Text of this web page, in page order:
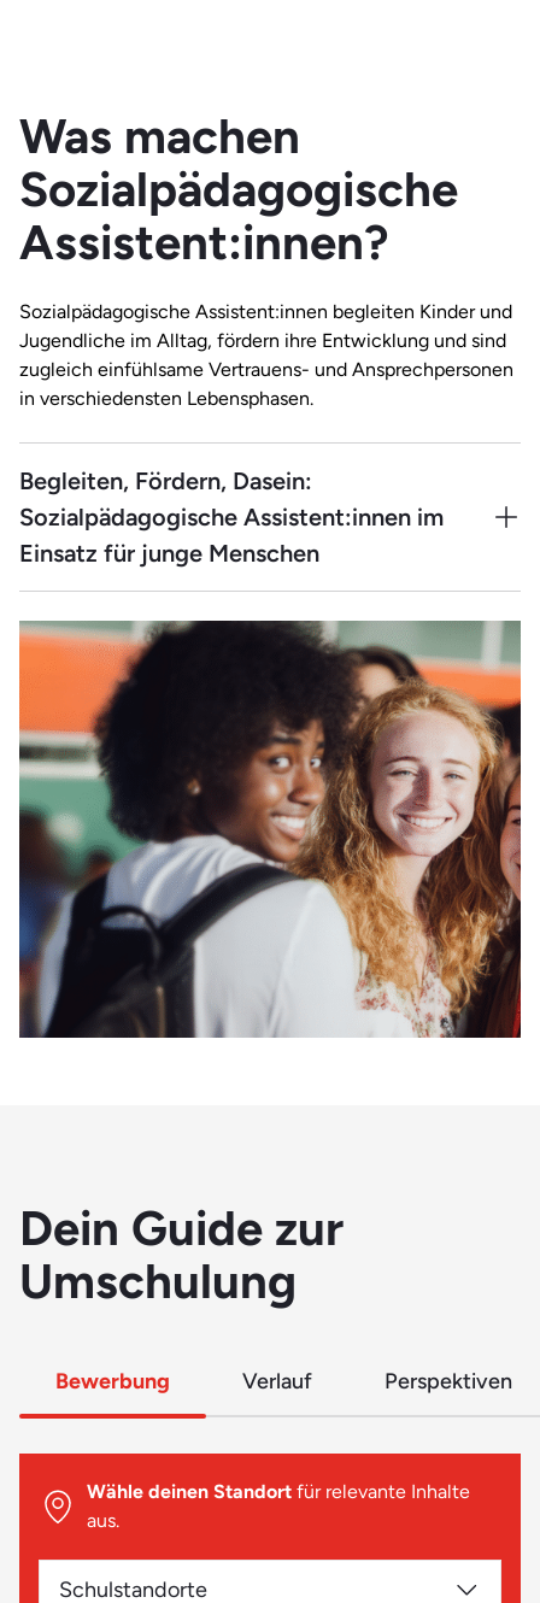
Was machen
Sozialpädagogische
Assistent:innen?
Sozialpädagogische Assistent:innen begleiten Kinder und
Jugendliche im Alltag, fördern ihre Entwicklung und sind
zugleich einfühlsame Vertrauens- und Ansprechpersonen
in verschiedensten Lebensphasen.
Begleiten, Fördern, Dasein:
Sozialpädagogische Assistent:innen im
Einsatz für junge Menschen
verantwortungsvoll und im engen Austausch mit
Kolleg:innen und Eltern. So entwickelst du selbstständig
Freizeitaktivitäten und pädagogische Angebote, die
Kinder fördern, fordern und begeistern – vom Singkreis bis
zum Ausflug in die Natur. Immer mit einem besonderen
Blick auf altersgerechte Förderung und soziales
Miteinander.
Das Herzstück deiner Arbeit ist eine stabile,
vertrauensvolle Beziehung zu den von dir betreuten
Kindern und Jugendlichen. Mit Einfühlungsvermögen und
klarer Kommunikation schaffst du eine Atmosphäre, in der
sich die jungen Menschen sicher und verstanden fühlen.
Auf diese Weise wirst du zur wichtigen Bezugsperson im
Dein Guide zur
Umschulung
Bewerbung Verlauf Perspektiven
Wähle deinen Standort für relevante Inhalte
aus.
Schulstandorte